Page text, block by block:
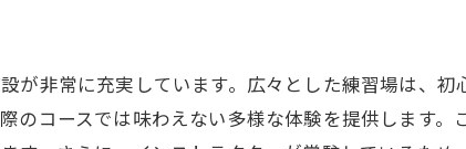
分に合った練習計画の立て方
績あるインストラクターによるサポート
が非常に充実しています。広々とした練習場は、
のコースでは味わえない多様な体験を提供します